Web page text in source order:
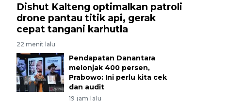
Dishut Kalteng optimalkan patroli
drone pantau titik api, gerak
cepat tangani karhutla
22 menit lalu
Pendapatan Danantara
melonjak 400 persen,
Prabowo: Ini perlu kita cek
dan audit
19 jam lalu